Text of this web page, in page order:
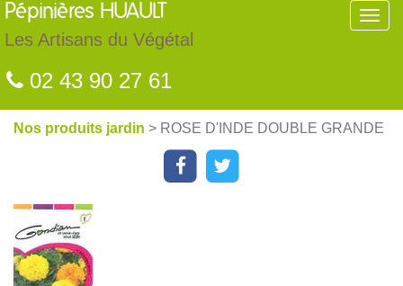
Pépinières HUAULT
Les Artisans du Végétal
02 43 90 27 61
Nos produits jardin > ROSE D'INDE DOUBLE GRANDE